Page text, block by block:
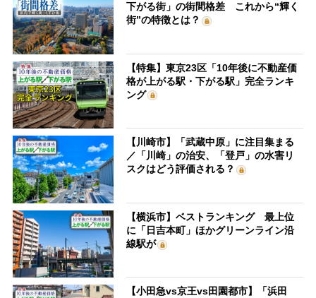
下がる街」の街間格差 これから“輝く
街”の特徴とは？
【特集】東京23区「10年後に不動産価
格が上がる駅・下がる駅」完全ランキ
ング
【川崎市】「武蔵中原」に注目集まる
／「川崎」の治安、「登戸」の水害リ
スクはどう評価される？
【横浜市】ベストランキング 最上位
に「日吉本町」ほかグリーンライン沿
線駅が
【小田急vs京王vs田園都市】「浜田